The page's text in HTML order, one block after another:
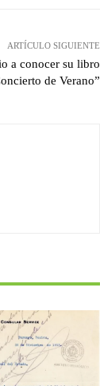
ARTÍCULO SIGUIENTE
a conocer su libro
de Verano”